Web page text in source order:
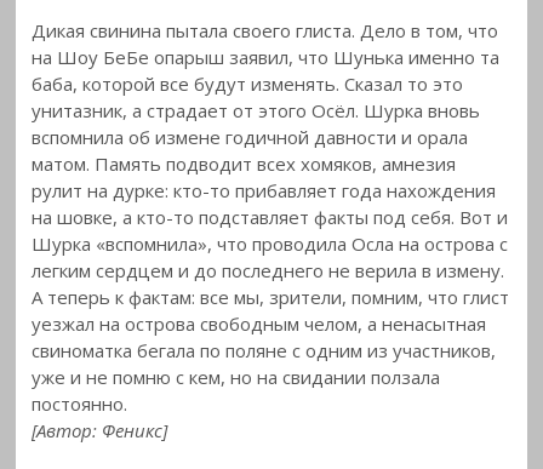
Дикая свинина пытала своего глиста. Дело в том, что
на Шоу БеБе опарыш заявил, что Шунька именно та
баба, которой все будут изменять. Сказал то это
унитазник, а страдает от этого Осёл. Шурка вновь
вспомнила об измене годичной давности и орала
матом. Память подводит всех хомяков, амнезия
рулит на дурке: кто-то прибавляет года нахождения
на шовке, а кто-то подставляет факты под себя. Вот и
Шурка «вспомнила», что проводила Осла на острова с
легким сердцем и до последнего не верила в измену.
А теперь к фактам: все мы, зрители, помним, что глист
уезжал на острова свободным челом, а ненасытная
свиноматка бегала по поляне с одним из участников,
уже и не помню с кем, но на свидании ползала
постоянно.
[Автор: Феникс]